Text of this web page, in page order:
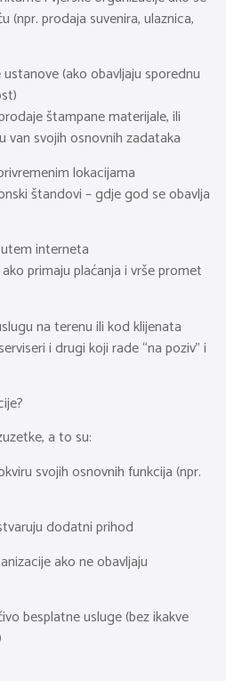
(npr. prodaja suvenira, ulaznica,
(ako obavljaju sporednu
štampane materijale, ili
van svojih osnovnih zadataka
lokacijama
štandovi – gdje god se obavlja
interneta
primaju plaćanja i vrše promet
na terenu ili kod klijenata
i drugi koji rade “na poziv” i
a to su:
svojih osnovnih funkcija (npr.
dodatni prihod
ako ne obavljaju
besplatne usluge (bez ikakve